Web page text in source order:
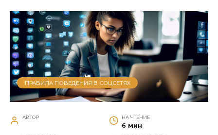
ПРАВИЛА ПОВЕДЕНИЯ В СОЦСЕТЯХ
АВТОР НА ЧТЕНИЕ
6 мин